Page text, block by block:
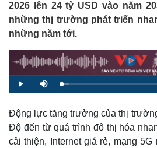
2026 lên 24 tỷ USD vào năm
những thị trường phát triển
những năm tới.
P
l
M
u
L
o
d
5
.
2
1
Động lực tăng trưởng của thị
Độ đến từ quá trình đô thị hóa
cải thiện, Internet giá rẻ, mạng